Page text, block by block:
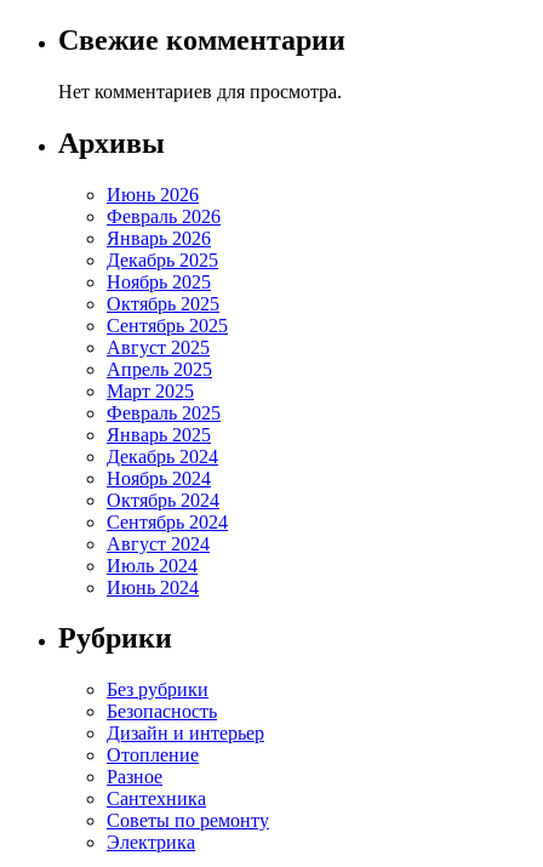
Свежие комментарии
Нет комментариев для просмотра.
Архивы
Июнь 2026
Февраль 2026
Январь 2026
Декабрь 2025
Ноябрь 2025
Октябрь 2025
Сентябрь 2025
Август 2025
Апрель 2025
Март 2025
Февраль 2025
Январь 2025
Декабрь 2024
Ноябрь 2024
Октябрь 2024
Сентябрь 2024
Август 2024
Июль 2024
Июнь 2024
Рубрики
Без рубрики
Безопасность
Дизайн и интерьер
Отопление
Разное
Сантехника
Советы по ремонту
Электрика